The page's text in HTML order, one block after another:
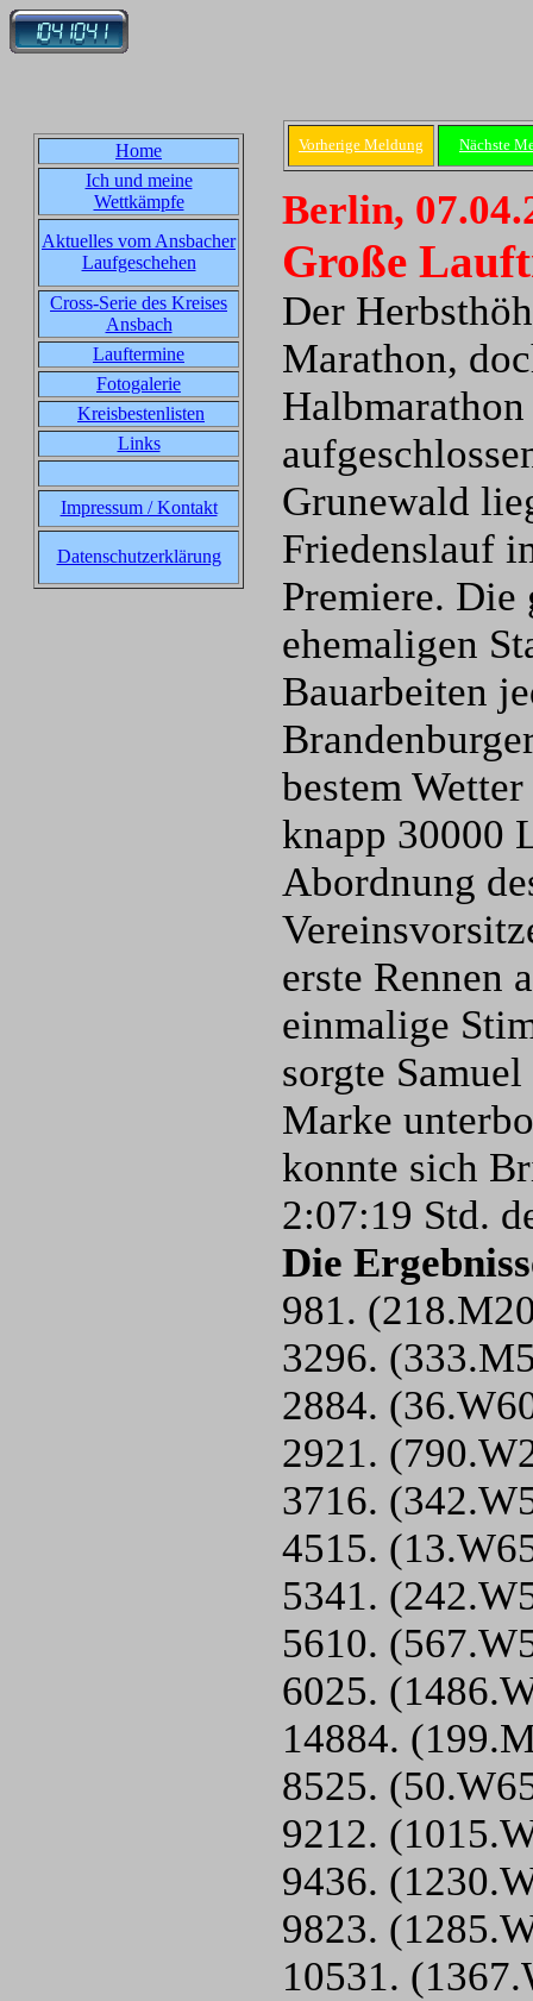
Home
Ich und meine
Wettkämpfe
Aktuelles vom Ansbacher
Laufgeschehen
Cross-Serie des Kreises
Ansbach
Lauftermine
Fotogalerie
Kreisbestenlisten
Links
Impressum / Kontakt
Datenschutzerklärung
Vorherige Meldung Nächste
Berlin,
Große
Der
Marathon,
Grunewald
Friedenslauf
Premiere.
ehemaligen
Bauarbeiten
bestem
knapp 30000
Abordnung
erste Rennen
einmalige
sorgte
Marke
konnte sich
2:07:19 Std.
Die
981.
3296.
2884.
2921.
3716.
4515.
5341.
5610.
6025.
14884.
8525.
9212.
9436.
9823.
10531.